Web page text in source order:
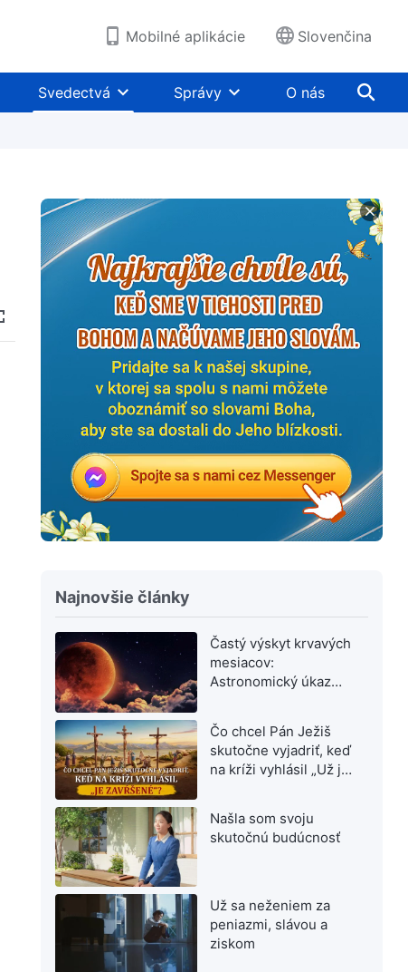
Mobilné aplikácie Slovenčina
Svedectvá Správy O nás
Najnovšie články
Častý výskyt krvavých
mesiacov:
Astronomický úkaz
posledných dní?
Čo chcel Pán Ježiš
skutočne vyjadriť, keď
na kríži vyhlásil „Už je
Našla som svoju
skutočnú budúcnosť
Už sa neženiem za
peniazmi, slávou a
ziskom